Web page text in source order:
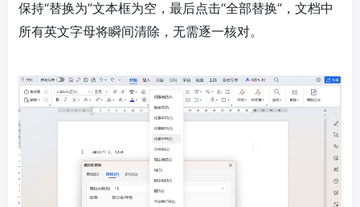
保持“替换为”文本框为空，最后点击“全部替换”，文档中
所有英文字母将瞬间清除，无需逐一核对。